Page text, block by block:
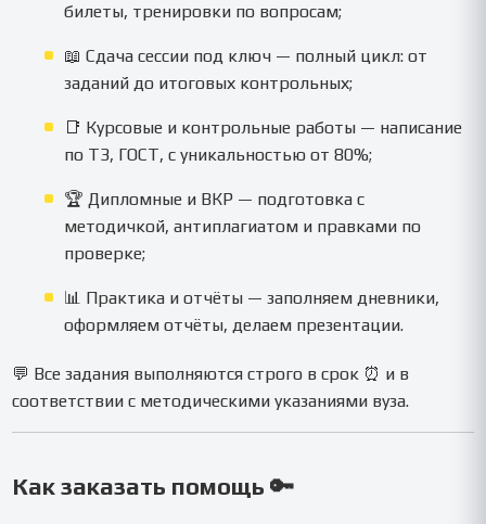
билеты, тренировки по вопросам;
📖 Сдача сессии под ключ — полный цикл: от
заданий до итоговых контрольных;
📑 Курсовые и контрольные работы — написание
по ТЗ, ГОСТ, с уникальностью от 80%;
🏆 Дипломные и ВКР — подготовка с
методичкой, антиплагиатом и правками по
проверке;
📊 Практика и отчёты — заполняем дневники,
оформляем отчёты, делаем презентации.
💬 Все задания выполняются строго в срок ⏰ и в
соответствии с методическими указаниями вуза.
Как заказать помощь 🔑